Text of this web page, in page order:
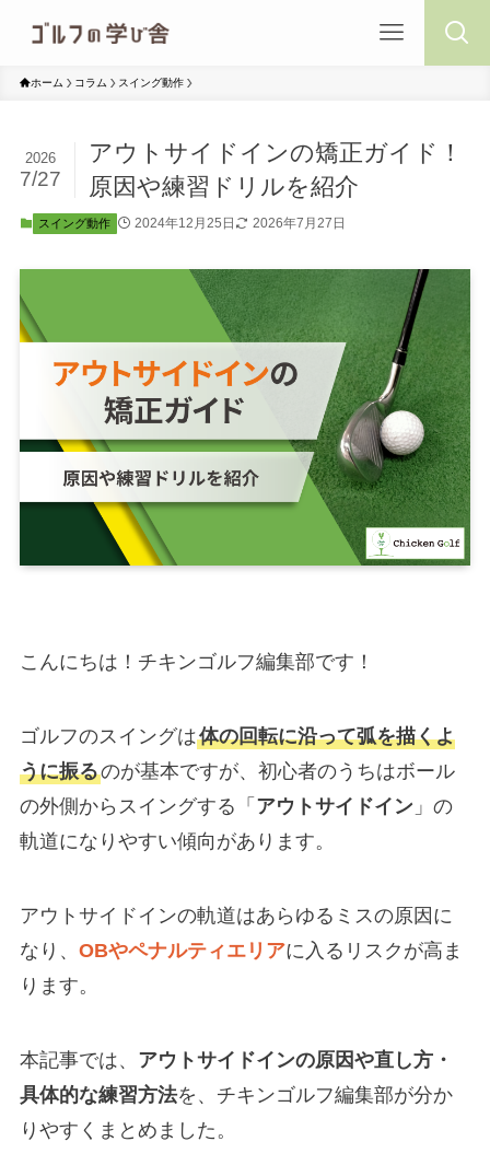
ホーム コラム スイング動作
アウトサイドインの矯正ガイド！
原因や練習ドリルを紹介
2026
7/27
スイング動作 2024年12月25日 2026年7月27日
こんにちは！チキンゴルフ編集部です！
ゴルフのスイングは体の回転に沿って弧を描くよ
うに振るのが基本ですが、初心者のうちはボール
の外側からスイングする「 アウトサイドイン 」の
軌道になりやすい傾向があります。
アウトサイドインの軌道はあらゆるミスの原因に
なり、 OBやペナルティエリアに入るリスクが高ま
ります。
本記事では、 アウトサイドインの原因や直し方・
具体的な練習方法を、チキンゴルフ編集部が分か
りやすくまとめました。